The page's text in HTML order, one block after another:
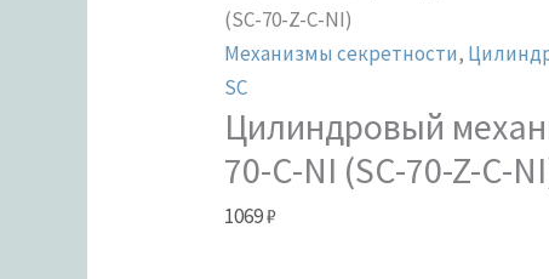
(SC-70-Z-C-NI)
Механизмы секретности,
SC
Цилиндровый
70-C-NI (SC-70-Z-C-
1069₽